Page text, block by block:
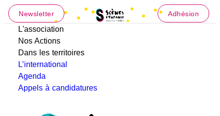
Newsletter Adhésion
L'association
Nos Actions
Dans les territoires
L’international
Agenda
Appels à candidatures